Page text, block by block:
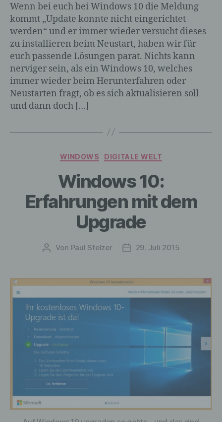
Wenn bei euch bei Windows 10 die Meldung
kommt „Update konnte nicht eingerichtet
werden“ und er immer wieder versucht dieses
zu installieren beim Neustart, haben wir für
euch passende Lösungen parat. Nichts kann
nerviger sein, als ein Windows 10, welches
immer wieder beim Herunterfahren oder
Neustarten fragt, ob es sich aktualisieren soll
und dann doch […]
Kategorien
WINDOWS DIGITALE WELT
Windows 10:
Erfahrungen mit dem
Upgrade
Beitragsautor
Von Paul Stelzer Veröffentlichungsdatum
29. Juli 2015